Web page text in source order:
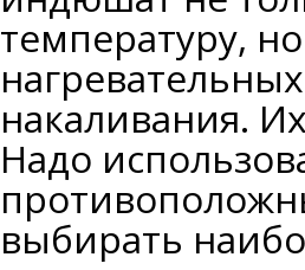
температуру,
накаливания.
Надо
выбирать